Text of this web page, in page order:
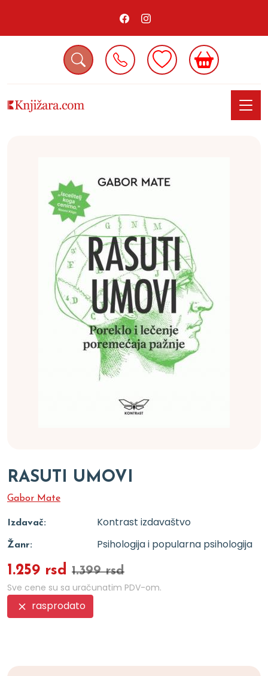
RASUTI UMOVI
Gabor Mate
Izdavač: Kontrast izdavaštvo
Žanr: Psihologija i popularna psihologija
1.259 rsd 1.399 rsd
Sve cene su sa uračunatim PDV-om.
rasprodato